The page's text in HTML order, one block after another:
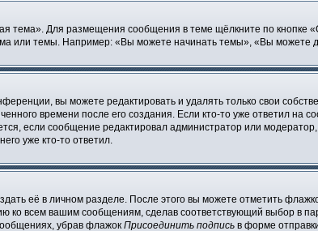
тема». Для размещения сообщения в теме щёлкните по кнопке
или темы. Например: «Вы можете начинать темы», «Вы можете
вы можете редактировать и удалять только свои
времени после его создания. Если кто-то уже ответил
если сообщение редактировал администратор или
уже кто-то ответил.
её в личном разделе. После этого вы можете отметить
ко всем вашим сообщениям, сделав соответствующий выбор в
убрав флажок Присоединить подпись в форме